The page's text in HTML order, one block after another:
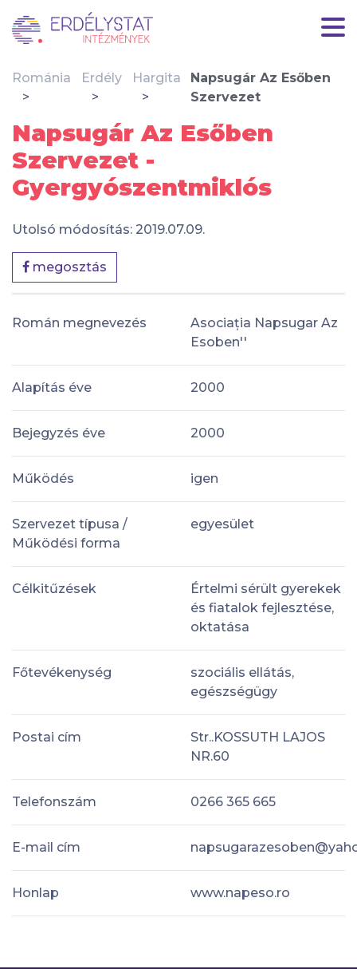
Románia Erdély Hargita
Napsugár Az Esőben
Szervezet
Napsugár Az Esőben
Szervezet -
Gyergyószentmiklós
Utolsó módosítás: 2019.07.09.
megosztás
Román megnevezés
Asociația Napsugar Az
Esoben''
Alapítás éve 2000
Bejegyzés éve 2000
Működés igen
Szervezet típusa /
Működési forma
egyesület
Célkitűzések
Értelmi sérült gyerekek
és fiatalok fejlesztése,
oktatása
Főtevékenység
szociális ellátás,
egészségügy
Postai cím
Str..KOSSUTH LAJOS
NR.60
Telefonszám 0266 365 665
E-mail cím
Honlap www.napeso.ro